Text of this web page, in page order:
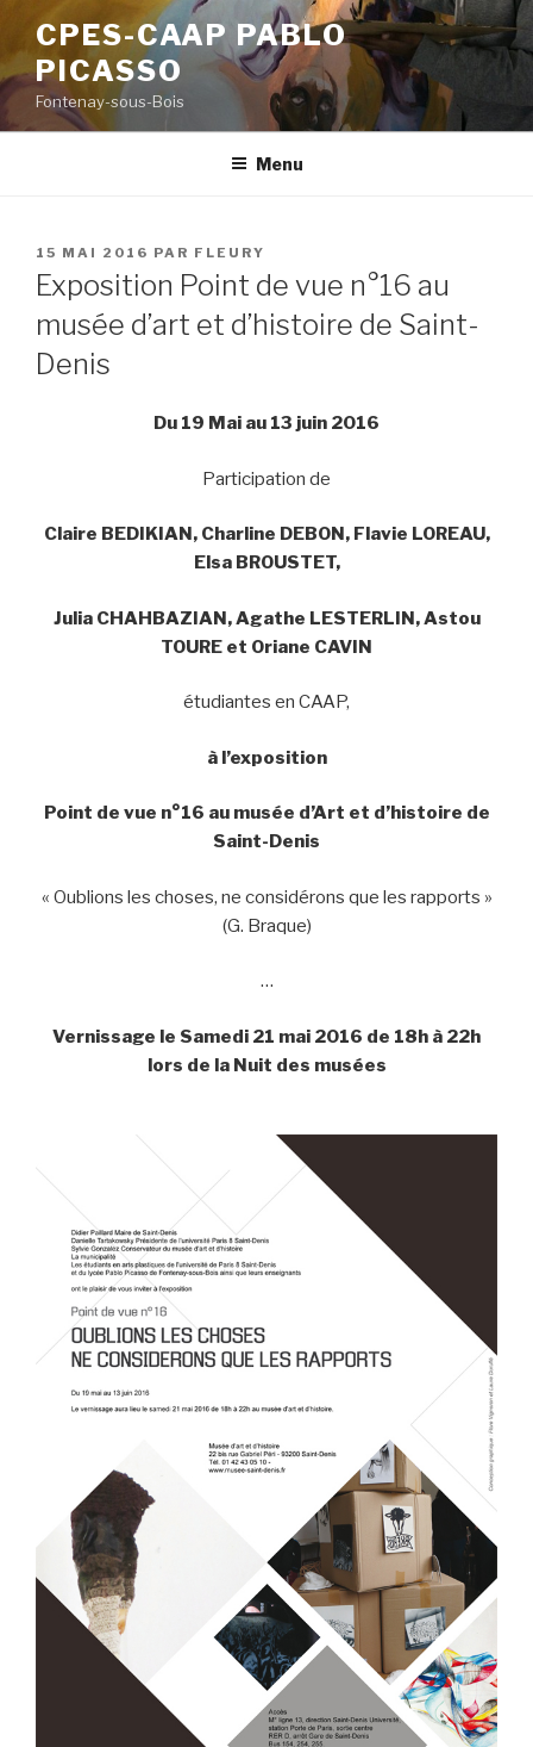
contenu
principal
CPES-CAAP PABLO
PICASSO
Fontenay-sous-Bois
Menu
PUBLIÉ
LE
15 MAI 2016 PAR FLEURY
Exposition Point de vue n°16 au
musée d’art et d’histoire de Saint-
Denis
Du 19 Mai au 13 juin 2016
Participation de
Claire BEDIKIAN, Charline DEBON, Flavie LOREAU,
Elsa BROUSTET,
Julia CHAHBAZIAN, Agathe LESTERLIN, Astou
TOURE et Oriane CAVIN
étudiantes en CAAP,
à l’exposition
Point de vue n°16 au musée d’Art et d’histoire de
Saint-Denis
« Oublions les choses, ne considérons que les rapports »
(G. Braque)
…
Vernissage le Samedi 21 mai 2016 de 18h à 22h
lors de la Nuit des musées